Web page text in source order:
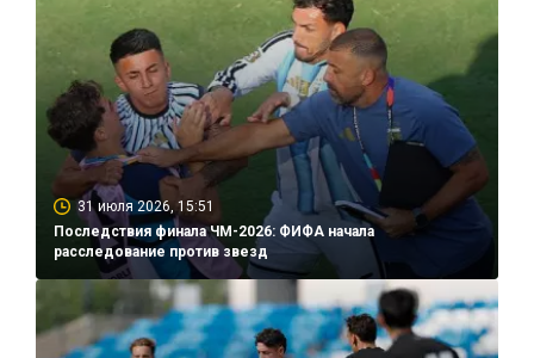
31 июля 2026, 15:51
Последствия финала ЧМ-2026: ФИФА начала
расследование против звезд